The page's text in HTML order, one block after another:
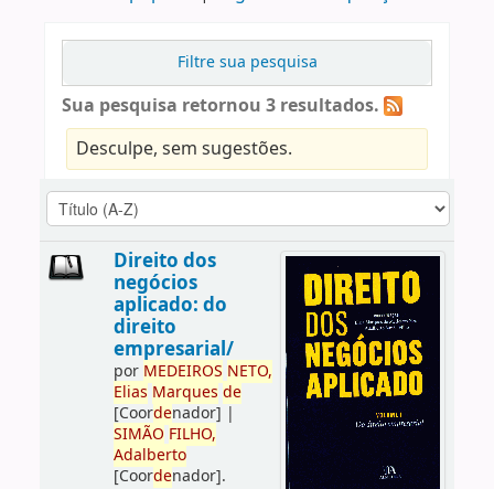
Filtre sua pesquisa
Sua pesquisa retornou 3 resultados.
Desculpe, sem sugestões.
Direito dos
negócios
aplicado: do
direito
empresarial/
por MEDEIROS NETO,
Elias Marques de
[Coordenador] |
SIMÃO FILHO,
Adalberto
[Coordenador].